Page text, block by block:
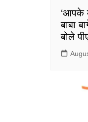
‘आपके
बाबा
बोले